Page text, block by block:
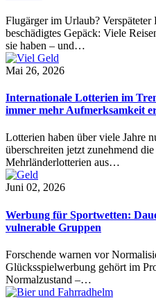
Flugärger im Urlaub?
beschädigtes Gepäck: Viele
sie haben – und…
Mai 26, 2026
Internationale Lotterien im
immer mehr Aufmerksamkeit
Lotterien haben über viele Jahre
überschreiten jetzt zunehmend
Mehrländerlotterien aus…
Juni 02, 2026
Werbung für Sportwetten:
vulnerable Gruppen
Forschende warnen vor
Glücksspielwerbung gehört im
Normalzustand –…